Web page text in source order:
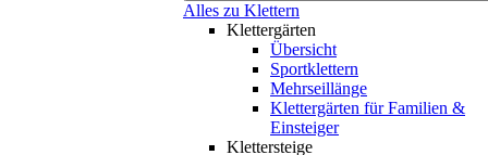
Alles zu Klettern
Klettergärten
Übersicht
Sportklettern
Mehrseillänge
Klettergärten für Familien &
Einsteiger
Klettersteige